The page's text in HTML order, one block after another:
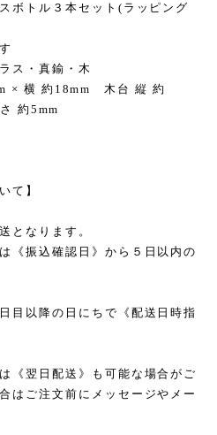
ボトル３本セット(ラッピング
ス・真鍮・木
× 横 約18mm 木台 縦 約
約5mm
て】
となります。
《振込確認日》から５日以内の
目以降の日にちで《配送日時指
《翌日配送》も可能な場合がご
はご注文前にメッセージやメー